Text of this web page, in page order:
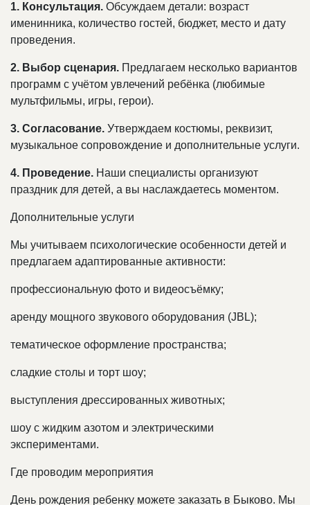
1. Консультация. Обсуждаем детали: возраст
именинника, количество гостей, бюджет, место и дату
проведения.
2. Выбор сценария. Предлагаем несколько вариантов
программ с учётом увлечений ребёнка (любимые
мультфильмы, игры, герои).
3. Согласование. Утверждаем костюмы, реквизит,
музыкальное сопровождение и дополнительные услуги.
4. Проведение. Наши специалисты организуют
праздник для детей, а вы наслаждаетесь моментом.
Дополнительные услуги
Мы учитываем психологические особенности детей и
предлагаем адаптированные активности:
профессиональную фото и видеосъёмку;
аренду мощного звукового оборудования (JBL);
тематическое оформление пространства;
сладкие столы и торт шоу;
выступления дрессированных животных;
шоу с жидким азотом и электрическими
экспериментами.
Где проводим мероприятия
День рождения ребенку можете заказать в Быково. Мы